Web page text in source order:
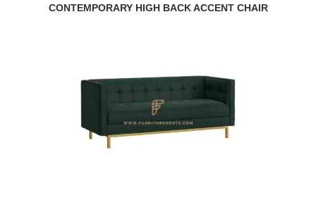
CONTEMPORARY HIGH BACK ACCENT CHAIR